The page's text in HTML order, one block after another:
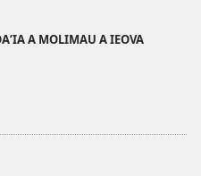
A MOLIMAU A IEOVA